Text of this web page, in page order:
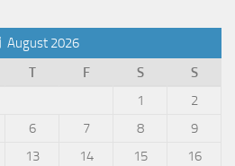
August 2026
T F S
S
1
2
6 7 8
9
13 14 15
16